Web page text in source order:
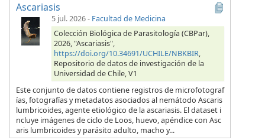
Ascariasis
5 jul. 2026- Facultad de Medicina
Colección Biológica de Parasitología (CBPar),
2026, "Ascariasis",
https://doi.org/10.34691/UCHILE/NBKBIR,
Repositorio de datos de investigación de la
Universidad de Chile, V1
Este conjunto de datos contiene registros de microfotograf
ías, fotografías y metadatos asociados al nemátodo Ascaris
lumbricoides, agente etiológico de la ascariasis. El dataset i
ncluye imágenes de ciclo de Loos, huevo, apéndice con Asc
aris lumbricoides y parásito adulto, macho y...